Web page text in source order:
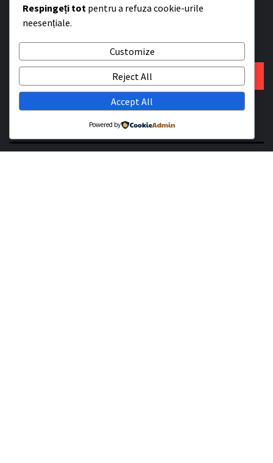
AUR SUSȚINE CĂ A STRÂNS SEMNĂTURILE PENTRU
SUSPENDAREA PREȘEDINTELUI NICUȘOR DAN
Respingeți tot pentru a refuza cookie-urile
neesențiale.
Customize
Reject All
Accept All
Powered by